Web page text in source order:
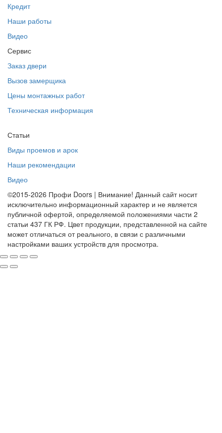
Кредит
Наши работы
Видео
Сервис
Заказ двери
Вызов замерщика
Цены монтажных работ
Техническая информация
Статьи
Виды проемов и арок
Наши рекомендации
Видео
©2015-2026 Профи Doors | Внимание! Данный сайт носит
исключительно информационный характер и не является
публичной офертой, определяемой положениями части 2
статьи 437 ГК РФ. Цвет продукции, представленной на сайте
может отличаться от реального, в связи с различными
настройками ваших устройств для просмотра.